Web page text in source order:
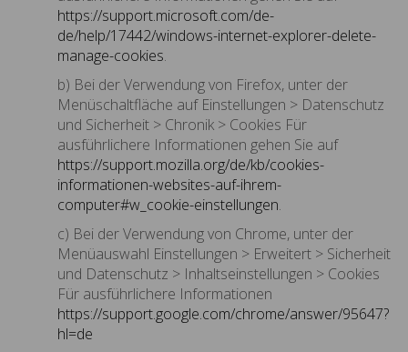
https://support.microsoft.com/de-
de/help/17442/windows-internet-explorer-delete-
manage-cookies.
b) Bei der Verwendung von Firefox, unter der
Menüschaltfläche auf Einstellungen > Datenschutz
und Sicherheit > Chronik > Cookies Für
ausführlichere Informationen gehen Sie auf
https://support.mozilla.org/de/kb/cookies-
informationen-websites-auf-ihrem-
computer#w_cookie-einstellungen.
c) Bei der Verwendung von Chrome, unter der
Menüauswahl Einstellungen > Erweitert > Sicherheit
und Datenschutz > Inhaltseinstellungen > Cookies
Für ausführlichere Informationen
https://support.google.com/chrome/answer/95647?
hl=de